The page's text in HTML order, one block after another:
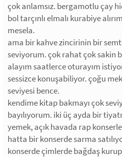
çok anlamsız. bergamotlu çay
bol tarçınlı elmalı kurabiye
mesela.
ama bir kahve zincirinin bir
seviyorum. çok rahat çok sakin
alayım saatlerce oturayım
sessizce konuşabiliyor. çoğu
seviyesi bence.
kendime kitap bakmayı çok
bayılıyorum. iki üç ayda bir
yemek, açık havada rap
hatta bir konserde sarma
konserde çimlerde bağdaş